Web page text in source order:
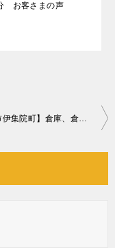
お客さまの声
【日置市伊集院町】倉庫、倉庫内の物の回収・処分ご依頼 お客様の声